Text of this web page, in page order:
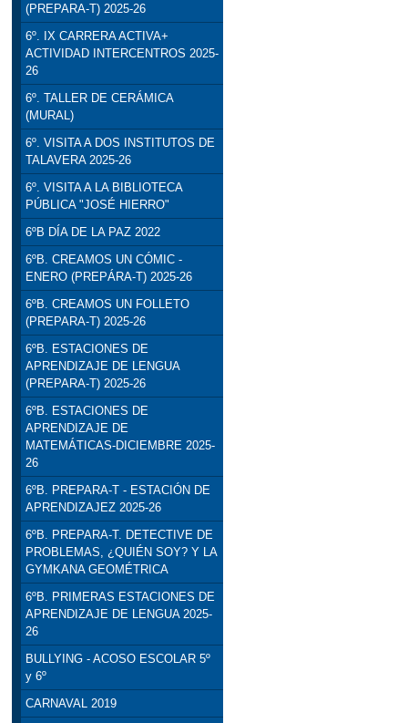
(PREPARA-T) 2025-26
6º. IX CARRERA ACTIVA+
ACTIVIDAD INTERCENTROS 2025-
26
6º. TALLER DE CERÁMICA
(MURAL)
6º. VISITA A DOS INSTITUTOS DE
TALAVERA 2025-26
6º. VISITA A LA BIBLIOTECA
PÚBLICA "JOSÉ HIERRO"
6ºB DÍA DE LA PAZ 2022
6ºB. CREAMOS UN CÓMIC -
ENERO (PREPÁRA-T) 2025-26
6ºB. CREAMOS UN FOLLETO
(PREPARA-T) 2025-26
6ºB. ESTACIONES DE
APRENDIZAJE DE LENGUA
(PREPARA-T) 2025-26
6ºB. ESTACIONES DE
APRENDIZAJE DE
MATEMÁTICAS-DICIEMBRE 2025-
26
6ºB. PREPARA-T - ESTACIÓN DE
APRENDIZAJEZ 2025-26
6ºB. PREPARA-T. DETECTIVE DE
PROBLEMAS, ¿QUIÉN SOY? Y LA
GYMKANA GEOMÉTRICA
6ºB. PRIMERAS ESTACIONES DE
APRENDIZAJE DE LENGUA 2025-
26
BULLYING - ACOSO ESCOLAR 5º
y 6º
CARNAVAL 2019